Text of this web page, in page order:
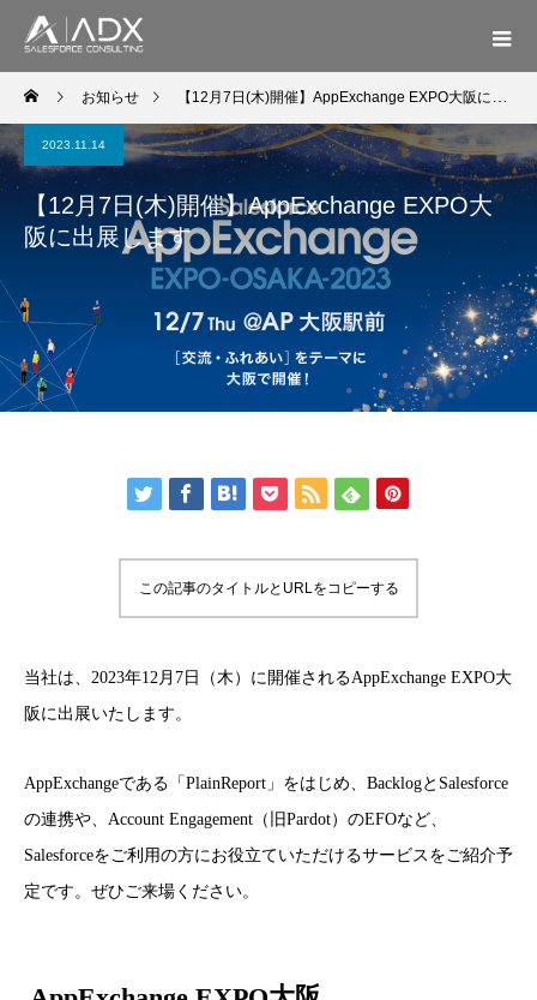
お知らせ 【12月7日(木)開催】AppExchange EXPO大阪に出展します
2023.11.14
【12月7日(木)開催】AppExchange EXPO大
阪に出展します
この記事のタイトルとURLをコピーする
当社は、2023年12月7日（木）に開催されるAppExchange EXPO大
阪に出展いたします。
AppExchangeである「PlainReport」をはじめ、BacklogとSalesforce
の連携や、Account Engagement（旧Pardot）のEFOなど、
Salesforceをご利用の方にお役立ていただけるサービスをご紹介予
定です。ぜひご来場ください。